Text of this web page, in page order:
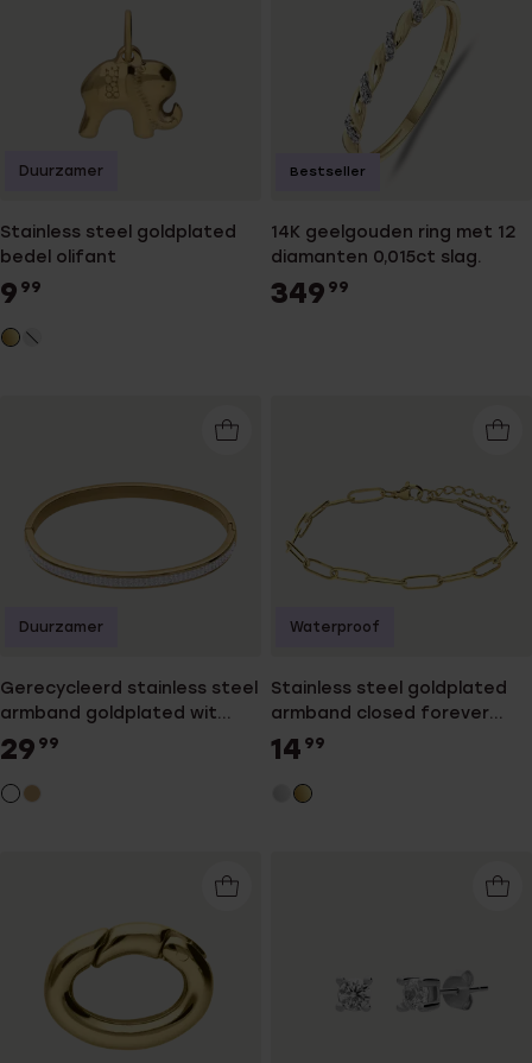
Stainless steel goldplated
bedel olifant
9 99
Duurzamer
14K geelgouden ring met 12
diamanten 0,015ct slag.
349 99
Bestseller
Gerecycleerd stainless steel
armband goldplated wit
kristal
29 99
Duurzamer
Stainless steel goldplated
armband closed forever
4mm
14 99
Waterproof